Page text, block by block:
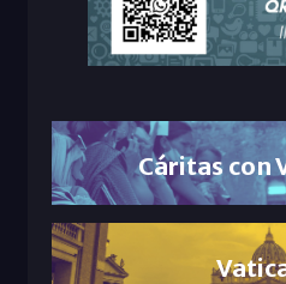
Cáritas con